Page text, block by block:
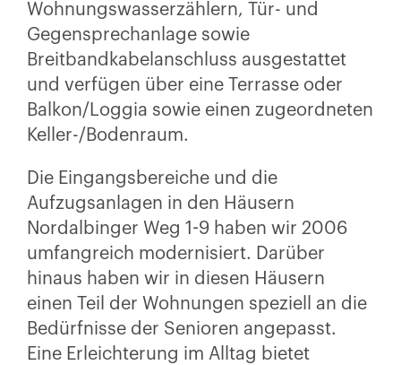
Wohnungswasserzählern, Tür- und
Gegensprechanlage sowie
Breitbandkabelanschluss ausgestattet
und verfügen über eine Terrasse oder
Balkon/Loggia sowie einen zugeordneten
Keller-/Bodenraum.
Die Eingangsbereiche und die
Aufzugsanlagen in den Häusern
Nordalbinger Weg 1-9 haben wir 2006
umfangreich modernisiert. Darüber
hinaus haben wir in diesen Häusern
einen Teil der Wohnungen speziell an die
Bedürfnisse der Senioren angepasst.
Eine Erleichterung im Alltag bietet